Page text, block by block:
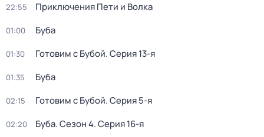
22:55 Приключения Пети и Волка
01:00 Буба
01:30 Готовим с Бубой. Серия 13-я
01:35 Буба
02:15 Готовим с Бубой. Серия 5-я
02:20 Буба. Сезон 4. Серия 16-я